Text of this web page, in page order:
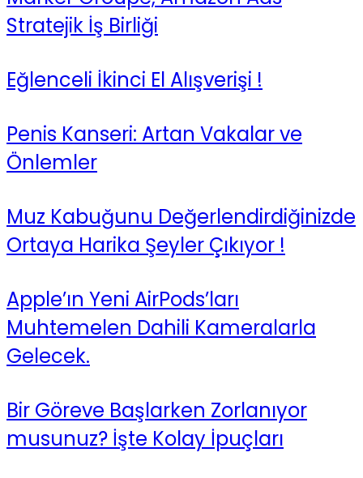
Stratejik İş Birliği
Eğlenceli İkinci El Alışverişi !
Penis Kanseri: Artan Vakalar ve
Önlemler
Muz Kabuğunu Değerlendirdiğinizde
Ortaya Harika Şeyler Çıkıyor !
Apple’ın Yeni AirPods’ları
Muhtemelen Dahili Kameralarla
Gelecek.
Bir Göreve Başlarken Zorlanıyor
musunuz? İşte Kolay İpuçları